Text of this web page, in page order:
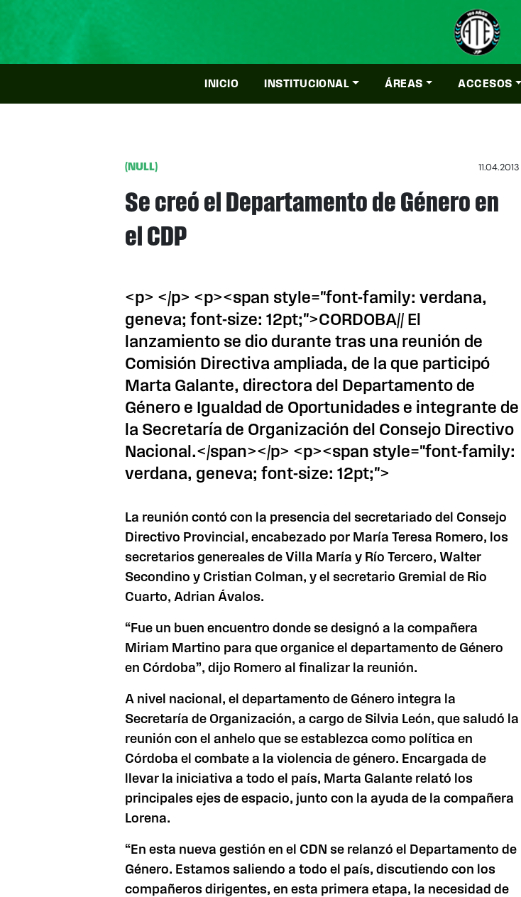
INICIO INSTITUCIONAL ÁREAS ACCESOS
(NULL) 11.04.2013
Se creó el Departamento de Género en
el CDP
<p> </p> <p><span style="font-family: verdana,
geneva; font-size: 12pt;">CORDOBA// El
lanzamiento se dio durante tras una reunión de
Comisión Directiva ampliada, de la que participó
Marta Galante, directora del Departamento de
Género e Igualdad de Oportunidades e integrante de
la Secretaría de Organización del Consejo Directivo
Nacional.</span></p> <p><span style="font-family:
verdana, geneva; font-size: 12pt;">
La reunión contó con la presencia del secretariado del Consejo
Directivo Provincial, encabezado por María Teresa Romero, los
secretarios genereales de Villa María y Río Tercero, Walter
Secondino y Cristian Colman, y el secretario Gremial de Rio
Cuarto, Adrian Ávalos.
“Fue un buen encuentro donde se designó a la compañera
Miriam Martino para que organice el departamento de Género
en Córdoba”, dijo Romero al finalizar la reunión.
A nivel nacional, el departamento de Género integra la
Secretaría de Organización, a cargo de Silvia León, que saludó la
reunión con el anhelo que se establezca como política en
Córdoba el combate a la violencia de género. Encargada de
llevar la iniciativa a todo el país, Marta Galante relató los
principales ejes de espacio, junto con la ayuda de la compañera
Lorena.
“En esta nueva gestión en el CDN se relanzó el Departamento de
Género. Estamos saliendo a todo el país, discutiendo con los
compañeros dirigentes, en esta primera etapa, la necesidad de